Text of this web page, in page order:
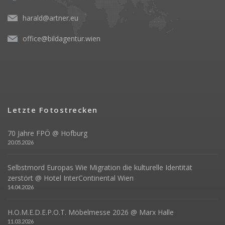
harald@artner.eu
office@bildagentur.wien
Letzte Fotostrecken
70 Jahre FPÖ @ Hofburg
20.05.2026
Selbstmord Europas Wie Migration die kulturelle Identität
zerstört @ Hotel InterContinental Wien
14.04.2026
H.O.M.E.D.E.P.O.T. Möbelmesse 2026 @ Marx Halle
11.03.2026